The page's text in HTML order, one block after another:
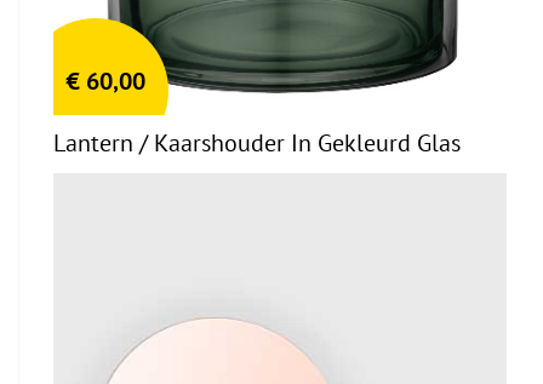
€ 60,00
Lantern / Kaarshouder In Gekleurd Glas